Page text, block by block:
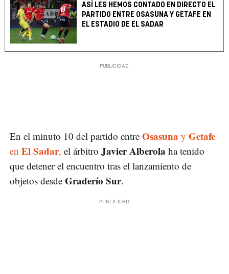
ASÍ LES HEMOS CONTADO EN DIRECTO EL
PARTIDO ENTRE OSASUNA Y GETAFE EN
EL ESTADIO DE EL SADAR
En el minuto 10 del partido entre Osasuna y Getafe
en El Sadar, el árbitro Javier Alberola ha tenido
que detener el encuentro tras el lanzamiento de
objetos desde Graderío Sur.